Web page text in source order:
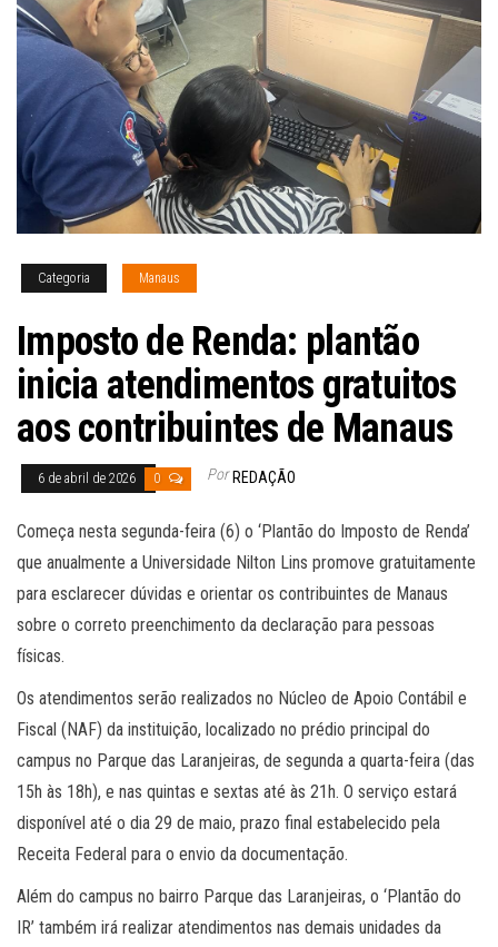
Categoria Manaus
Imposto de Renda: plantão
inicia atendimentos gratuitos
aos contribuintes de Manaus
6 de abril de 2026 0 Por REDAÇÃO
Começa nesta segunda-feira (6) o ‘Plantão do Imposto de Renda’
que anualmente a Universidade Nilton Lins promove gratuitamente
para esclarecer dúvidas e orientar os contribuintes de Manaus
sobre o correto preenchimento da declaração para pessoas
físicas.
Os atendimentos serão realizados no Núcleo de Apoio Contábil e
Fiscal (NAF) da instituição, localizado no prédio principal do
campus no Parque das Laranjeiras, de segunda a quarta-feira (das
15h às 18h), e nas quintas e sextas até às 21h. O serviço estará
disponível até o dia 29 de maio, prazo final estabelecido pela
Receita Federal para o envio da documentação.
Além do campus no bairro Parque das Laranjeiras, o ‘Plantão do
IR’ também irá realizar atendimentos nas demais unidades da